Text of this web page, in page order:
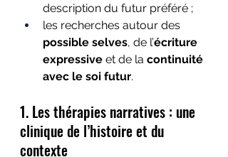
description du futur préféré ;
les recherches autour des
possible selves, de l’écriture
expressive et de la continuité
avec le soi futur.
1. Les thérapies narratives : une
clinique de l’histoire et du
contexte